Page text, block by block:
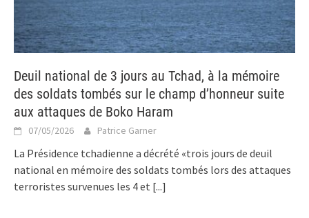
Deuil national de 3 jours au Tchad, à la mémoire
des soldats tombés sur le champ d’honneur suite
aux attaques de Boko Haram
07/05/2026 Patrice Garner
La Présidence tchadienne a décrété «trois jours de deuil
national en mémoire des soldats tombés lors des attaques
terroristes survenues les 4 et [...]